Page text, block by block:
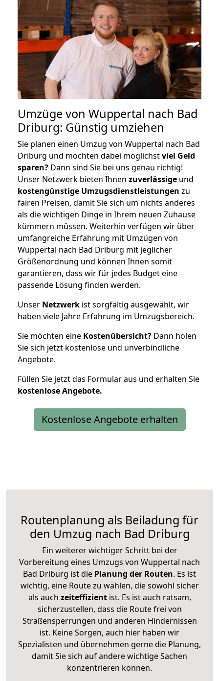
Umzüge von Wuppertal nach Bad
Driburg: Günstig umziehen
Sie planen einen Umzug von Wuppertal nach Bad
Driburg und möchten dabei möglichstviel Geld
sparen? Dann sind Sie bei uns genau richtig!
Unser Netzwerk bieten Ihnen zuverlässige und
kostengünstige Umzugsdienstleistungen zu
fairen Preisen, damit Sie sich um nichts anderes
als die wichtigen Dinge in Ihrem neuen Zuhause
kümmern müssen. Weiterhin verfügen wir über
umfangreiche Erfahrung mit Umzügen von
Wuppertal nach Bad Driburg mit jeglicher
Größenordnung und können Ihnen somit
garantieren, dass wir für jedes Budget eine
passende Lösung finden werden.
Unser Netzwerk ist sorgfältig ausgewählt, wir
haben viele Jahre Erfahrung im Umzugsbereich.
Sie möchten eine Kostenübersicht? Dann holen
Sie sich jetzt kostenlose und unverbindliche
Angebote.
Füllen Sie jetzt das Formular aus und erhalten Sie
kostenloseAngebote.
Kostenlose Angebote erhalten
Routenplanung als Beiladung für
den Umzug nach Bad Driburg
Ein weiterer wichtiger Schritt bei der
Vorbereitung eines Umzugs von Wuppertal nach
Bad Driburg ist die Planung der Routen. Es ist
wichtig, eine Route zu wählen, die sowohl sicher
als auch zeiteffizientist. Es ist auch ratsam,
sicherzustellen, dass die Route frei von
Straßensperrungen und anderen Hindernissen
ist. Keine Sorgen, auch hier haben wir
Spezialisten und übernehmen gerne die Planung,
damit Sie sich auf andere wichtige Sachen
konzentrieren können.